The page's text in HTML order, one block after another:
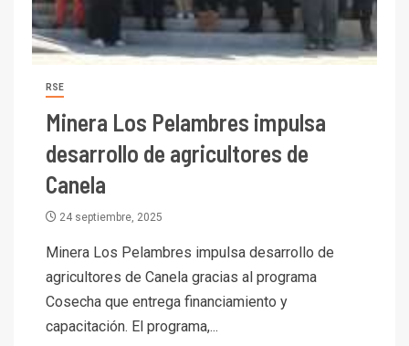
RSE
Minera Los Pelambres impulsa
desarrollo de agricultores de
Canela
24 septiembre, 2025
Minera Los Pelambres impulsa desarrollo de
agricultores de Canela gracias al programa
Cosecha que entrega financiamiento y
capacitación. El programa,...